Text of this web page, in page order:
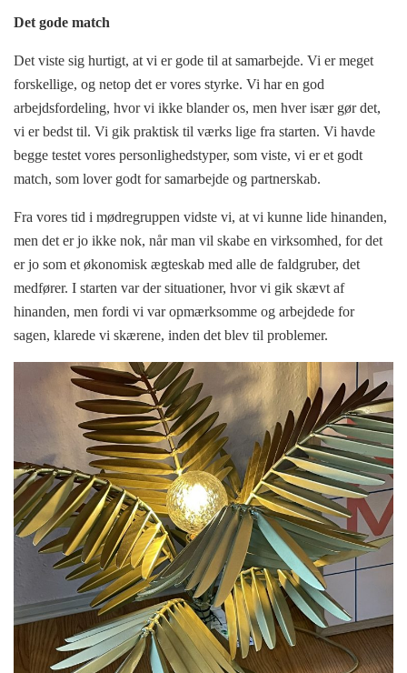
Det gode match
Det viste sig hurtigt, at vi er gode til at samarbejde. Vi er meget
forskellige, og netop det er vores styrke. Vi har en god
arbejdsfordeling, hvor vi ikke blander os, men hver især gør det,
vi er bedst til. Vi gik praktisk til værks lige fra starten. Vi havde
begge testet vores personlighedstyper, som viste, vi er et godt
match, som lover godt for samarbejde og partnerskab.
Fra vores tid i mødregruppen vidste vi, at vi kunne lide hinanden,
men det er jo ikke nok, når man vil skabe en virksomhed, for det
er jo som et økonomisk ægteskab med alle de faldgruber, det
medfører. I starten var der situationer, hvor vi gik skævt af
hinanden, men fordi vi var opmærksomme og arbejdede for
sagen, klarede vi skærene, inden det blev til problemer.